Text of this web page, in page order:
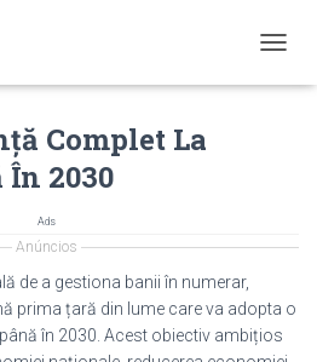
O
V
A
T
Complet La
2030
Ads
Anúncios
de a gestiona banii în numerar,
prima țară din lume care va adopta o
în 2030. Acest obiectiv ambițios